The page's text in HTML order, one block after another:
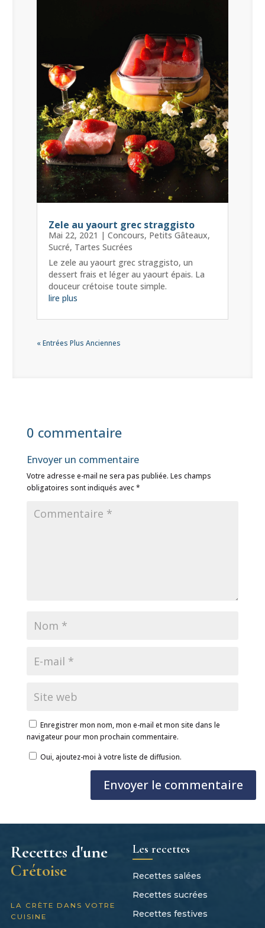
Zele au yaourt grec straggisto
Mai 22, 2021 | Concours, Petits Gâteaux,
Sucré, Tartes Sucrées
Le zele au yaourt grec straggisto, un
dessert frais et léger au yaourt épais. La
douceur crétoise toute simple.
lire plus
« Entrées Plus Anciennes
0 commentaire
Envoyer un commentaire
Votre adresse e-mail ne sera pas publiée. Les champs
obligatoires sont indiqués avec*
Enregistrer mon nom, mon e-mail et mon site dans le
navigateur pour mon prochain commentaire.
Oui, ajoutez-moi à votre liste de diffusion.
Envoyer le commentaire
Recettes d'une
Crétoise
LA CRÈTE DANS VOTRE
CUISINE
Les recettes
Recettes salées
Recettes sucrées
Recettes festives